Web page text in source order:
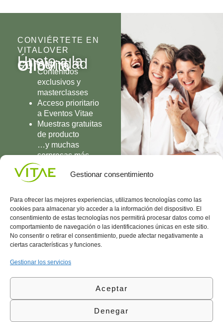
Gestionar consentimiento
Para ofrecer las mejores experiencias, utilizamos tecnologías como las
cookies para almacenar y/o acceder a la información del dispositivo. El
consentimiento de estas tecnologías nos permitirá procesar datos como el
comportamiento de navegación o las identificaciones únicas en este sitio.
No consentir o retirar el consentimiento, puede afectar negativamente a
ciertas características y funciones.
Gestionar los servicios
Aceptar
Denegar
CONVIÉRTETE EN
VITALOVER
Únete a la
comunidad
OlioVita
Contenidos
exclusivos y
masterclasses
Acceso prioritario
a Eventos Vitae
Muestras gratuitas
de producto
…y muchas
sorpresas más
UNIRME
Conocenos
Vitae
l
Área
Política
de
Política
Calidad
(+34)
935